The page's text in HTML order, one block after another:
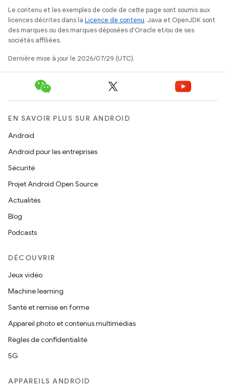
Le contenu et les exemples de code de cette page sont soumis aux
licences décrites dans la Licence de contenu. Java et OpenJDK sont
des marques ou des marques déposées d'Oracle et/ou de ses
sociétés affiliées.
Dernière mise à jour le 2026/07/29 (UTC).
EN SAVOIR PLUS SUR ANDROID
Android
Android pour les entreprises
Sécurité
Projet Android Open Source
Actualités
Blog
Podcasts
DÉCOUVRIR
Jeux vidéo
Machine learning
Santé et remise en forme
Appareil photo et contenus multimédias
Règles de confidentialité
5G
APPAREILS ANDROID